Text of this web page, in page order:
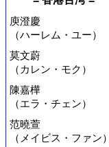
庾澄慶
（ハーレム・ユー）
莫文蔚
（カレン・モク）
陳嘉樺
（エラ・チェン）
范曉萱
（メイビス・ファン）